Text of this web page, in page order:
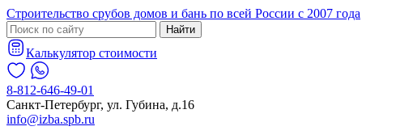
Строительство срубов домов и бань по всей России с 2007 года
Найти
Калькулятор стоимости
8-812-646-49-01
Санкт-Петербург, ул. Губина, д.16
info@izba.spb.ru